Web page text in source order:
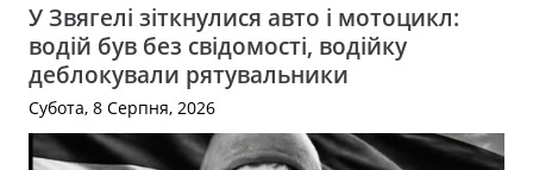
У Звягелі зіткнулися авто і мотоцикл:
водій був без свідомості, водійку
деблокували рятувальники
Субота, 8 Серпня, 2026